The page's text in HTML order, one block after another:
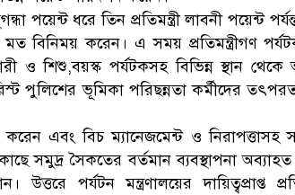
ধরে তিন প্রতিমন্ত্রী লাবনী পয়েন্ট
বিনিময় করেন। এ সময় প্রতিমন্ত্রীগণ
ও শিশু,বয়স্ক পর্যটকসহ বিভিন্ন স্থান
পুলিশের ভূমিকা পরিছন্নতা কর্মীদের
এবং বিচ ম্যানেজমেন্ট ও নিরাপত্তাসহ
সমুদ্র সৈকতের বর্তমান ব্যবস্থাপনা
পর্যটন মন্ত্রণালয়ের দায়িত্বপ্রাপ্ত